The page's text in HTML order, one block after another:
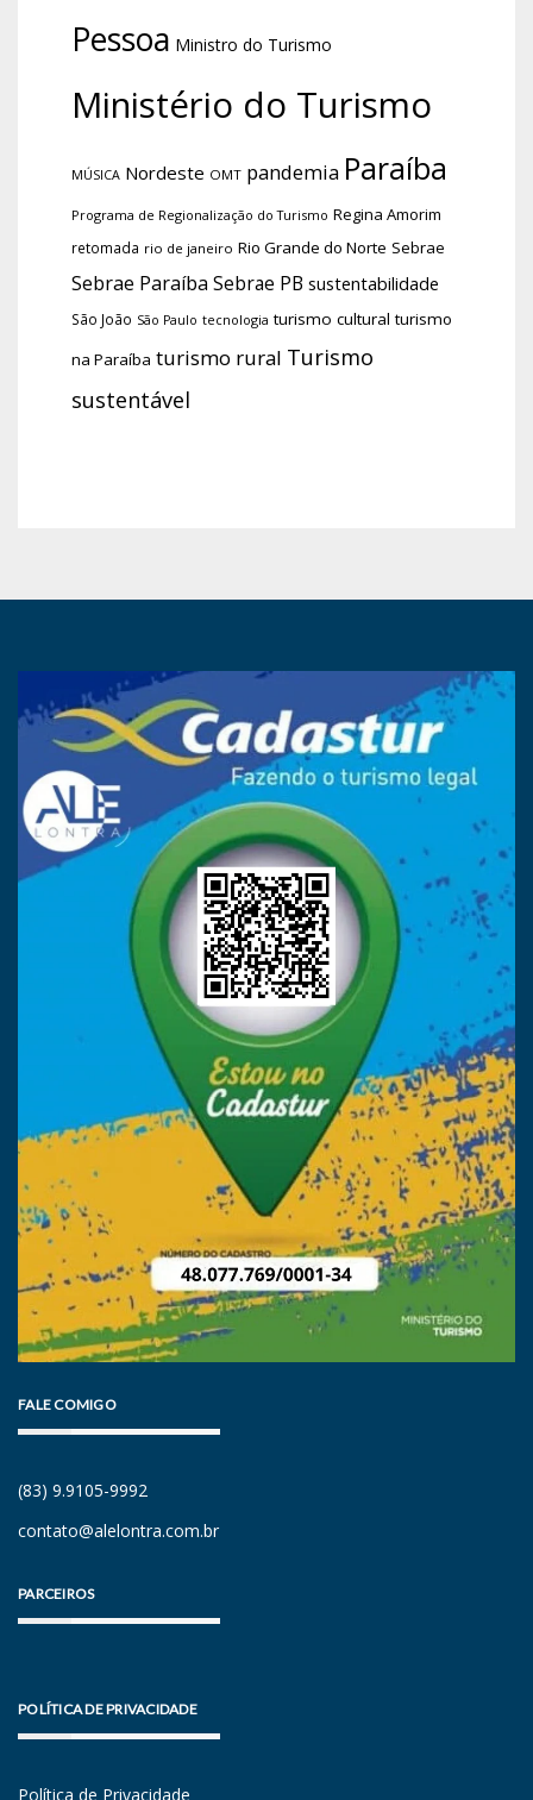
Pessoa Ministro do Turismo
Ministério do Turismo
MÚSICA Nordeste OMT pandemia Paraíba
Programa de Regionalização do Turismo Regina Amorim
retomada rio de janeiro Rio Grande do Norte Sebrae
Sebrae Paraíba Sebrae PB sustentabilidade
São João São Paulo tecnologia turismo cultural turismo
na Paraíba turismo rural Turismo
sustentável
FALE COMIGO
(83) 9.9105-9992
contato@alelontra.com.br
PARCEIROS
POLÍTICA DE PRIVACIDADE
Política de Privacidade